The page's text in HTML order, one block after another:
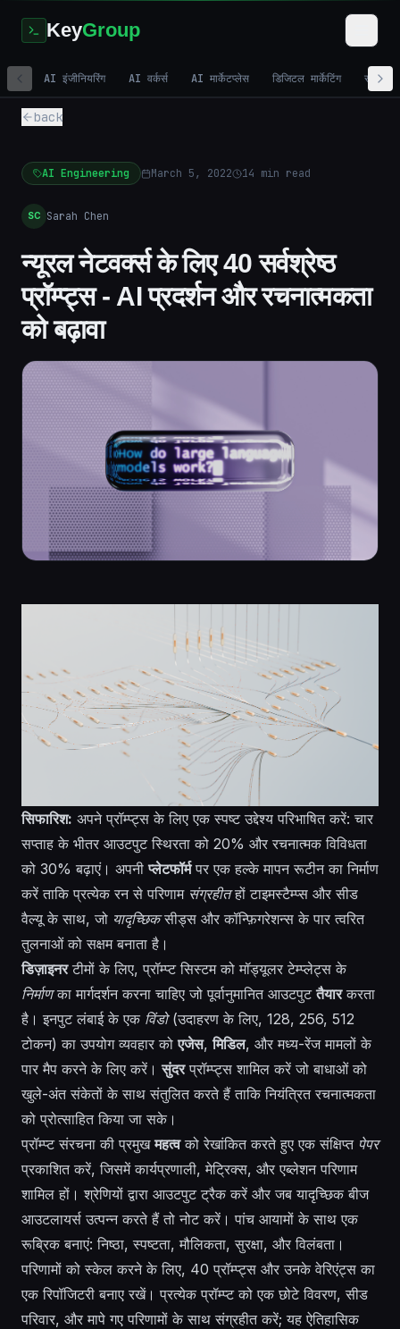
KeyGroup
AI इंजीनियरिंग AI वर्कर्स AI मार्केटप्लेस डिजिटल मार्केटिंग सशुल्क
back
AI Engineering March 5, 2022 14 min read
SC Sarah Chen
न्यूरल नेटवर्क्स के लिए 40 सर्वश्रेष्ठ
प्रॉम्प्ट्स - AI प्रदर्शन और रचनात्मकता
को बढ़ावा
सिफारिश: अपने प्रॉम्प्ट्स के लिए एक स्पष्ट उद्देश्य परिभाषित करें: चार
सप्ताह के भीतर आउटपुट स्थिरता को 20% और रचनात्मक विविधता
को 30% बढ़ाएं। अपनीप्लेटफॉर्मपर एक हल्के मापन रूटीन का निर्माण
करें ताकि प्रत्येक रन से परिणाम संग्रहीतहों टाइमस्टैम्प्स और सीड
वैल्यू के साथ, जो यादृच्छिकसीड्स और कॉन्फ़िगरेशन्स के पार त्वरित
तुलनाओं को सक्षम बनाता है।
डिज़ाइनरटीमों के लिए, प्रॉम्प्ट सिस्टम को मॉड्यूलर टेम्प्लेट्स के
निर्माणका मार्गदर्शन करना चाहिए जो पूर्वानुमानित आउटपुटतैयारकरता
है। इनपुट लंबाई के एक विंडो(उदाहरण के लिए, 128, 256, 512
टोकन) का उपयोग व्यवहार कोएजेस,मिडिल, और मध्य-रेंज मामलों के
पार मैप करने के लिए करें।सुंदरप्रॉम्प्ट्स शामिल करें जो बाधाओं को
खुले-अंत संकेतों के साथ संतुलित करते हैं ताकि नियंत्रित रचनात्मकता
को प्रोत्साहित किया जा सके।
प्रॉम्प्ट संरचना की प्रमुखमहत्वको रेखांकित करते हुए एक संक्षिप्त पेपर
प्रकाशित करें, जिसमें कार्यप्रणाली, मेट्रिक्स, और एब्लेशन परिणाम
शामिल हों। श्रेणियों द्वारा आउटपुट ट्रैक करें और जब यादृच्छिक बीज
आउटलायर्स उत्पन्न करते हैं तो नोट करें। पांच आयामों के साथ एक
रूब्रिक बनाएं: निष्ठा, स्पष्टता, मौलिकता, सुरक्षा, और विलंबता।
परिणामों को स्केल करने के लिए, 40 प्रॉम्प्ट्स और उनके वेरिएंट्स का
एक रिपॉजिटरी बनाए रखें। प्रत्येक प्रॉम्प्ट को एक छोटे विवरण, सीड
परिवार, और मापे गए परिणामों के साथ संग्रहीत करें; यह ऐतिहासिक